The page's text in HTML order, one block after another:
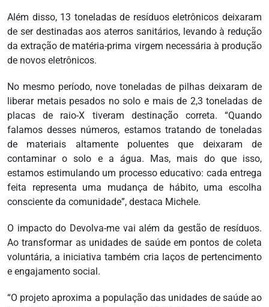
Além disso, 13 toneladas de resíduos eletrônicos deixaram
de ser destinadas aos aterros sanitários, levando à redução
da extração de matéria-prima virgem necessária à produção
de novos eletrônicos.
No mesmo período, nove toneladas de pilhas deixaram de
liberar metais pesados no solo e mais de 2,3 toneladas de
placas de raio-X tiveram destinação correta. “Quando
falamos desses números, estamos tratando de toneladas
de materiais altamente poluentes que deixaram de
contaminar o solo e a água. Mas, mais do que isso,
estamos estimulando um processo educativo: cada entrega
feita representa uma mudança de hábito, uma escolha
consciente da comunidade”, destaca Michele.
O impacto do Devolva-me vai além da gestão de resíduos.
Ao transformar as unidades de saúde em pontos de coleta
voluntária, a iniciativa também cria laços de pertencimento
e engajamento social.
“O projeto aproxima a população das unidades de saúde ao